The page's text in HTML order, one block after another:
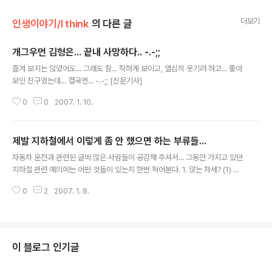
인생이야기/I think 의 다른 글 더보기
개그우먼 김형은... 끝내 사망하다.. -.-;;
즐겨 보지는 않았어도... 그래도 참... 착하게 보이고, 열심히 웃기려 하고... 좋아
보인 친구였는데... 결국엔... -.-;; [신문기사]
0 0 2007. 1. 10.
제발 지하철에서 이렇게 좀 안 했으면 하는 부류들...
자동차 운전과 관련된 글에 많은 사람들이 공감해 주셔서... 그동안 가지고 있던
지하철 관련 예의에는 어떤 것들이 있는지 한번 적어본다. 1. 앉는 자세? (1) 지
이에 뭐라도 낀 놈처럼... 다리룰 좌~~~ 악 벌리고 앉는 4가지 없는 놈들이 있
여서 좀 앉자!!! 엉덩이는 겨우 걸터 앉을 정도로 앉아서 다리는 통행로 가운데까
지 나와서 지나다니는 사람 다리 걸려는 듯 공격적으로 나오는 너!!..
0 2 2007. 1. 8.
이 블로그 인기글